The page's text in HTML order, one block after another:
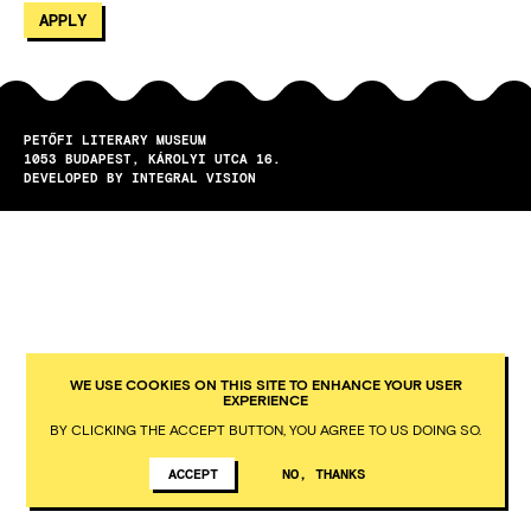
PETŐFI LITERARY MUSEUM
1053
BUDAPEST
KÁROLYI UTCA 16.
DEVELOPED BY INTEGRAL VISION
WE USE COOKIES ON THIS SITE TO ENHANCE YOUR USER
EXPERIENCE
BY CLICKING THE ACCEPT BUTTON, YOU AGREE TO US DOING SO.
ACCEPT NO, THANKS